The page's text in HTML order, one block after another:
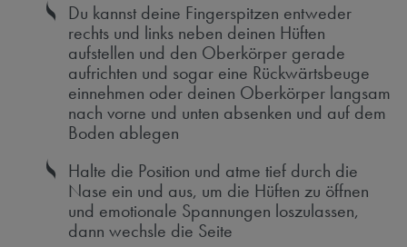
Du kannst deine Fingerspitzen entweder
rechts und links neben deinen Hüften
aufstellen und den Oberkörper gerade
aufrichten und sogar eine Rückwärtsbeuge
einnehmen oder deinen Oberkörper langsam
nach vorne und unten absenken und auf dem
Boden ablegen
Halte die Position und atme tief durch die
Nase ein und aus, um die Hüften zu öffnen
und emotionale Spannungen loszulassen,
dann wechsle die Seite